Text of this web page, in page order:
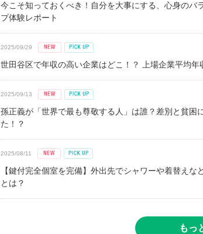
今こそ知っておくべき！自分を大事にする、心身のバ
プ体験レポート
2025/09/29
世田谷区で年収の高い企業はどこ！？ 上場企業平均
2025/09/13
孫正義が「世界で最も尊敬する人」は誰？差別と貧困
た！？
2025/08/11
【鍵付完全個室を完備】外出先でシャワーや着替え
とは？
もっ